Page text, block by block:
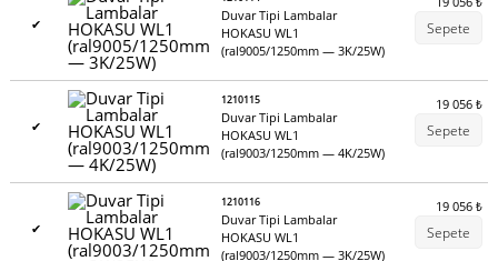
✔
Duvar Tipi Lambalar
HOKASU WL1
(ral9005/1250mm — 3K/25W)
Sepete
✔
1210115
Duvar Tipi Lambalar
HOKASU WL1
(ral9003/1250mm — 4K/25W)
19 056₺
Sepete
✔
1210116
Duvar Tipi Lambalar
HOKASU WL1
(ral9003/1250mm — 3K/25W)
19 056₺
Sepete